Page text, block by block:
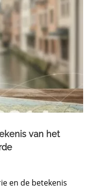
van het
en de betekenis